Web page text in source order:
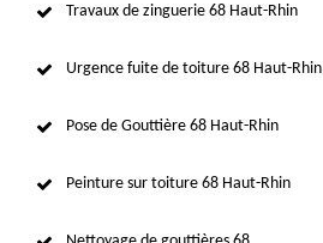
Travaux de zinguerie 68 Haut-Rhin
Urgence fuite de toiture 68 Haut-Rhin
Pose de Gouttière 68 Haut-Rhin
Peinture sur toiture 68 Haut-Rhin